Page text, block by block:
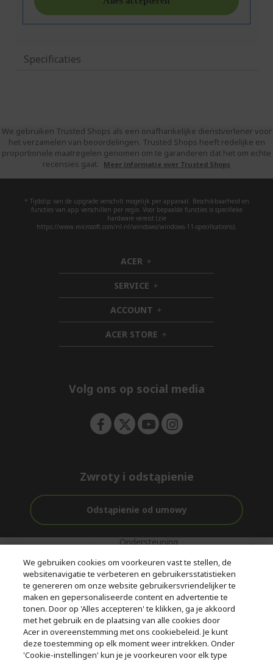
Specificaties
We gebruiken Trusted Shops als een onafhankelijke dienstverlener voor
het verzamelen van beoordelingen. Trusted Shops heeft redelijke en
proportionele maatregelen genomen om te garanderen dat het om echte
recensies gaat.
Meer informatie over Trusted Shops
* Tijdstip van de upgrade verschilt mogelijk per apparaat. Beschikbaarheid en
functies van app verschillen per regio. Voor bepaalde functies is specifieke
hardware vereist (zie
https://www.microsoft.com/nl-nl/windows/windows-11-specifications).
ACER h
i
d
d
e
n
SERVICE h
i
d
d
e
n
ACCOUNT h
i
d
d
ACER STORE h
i
e
Volg ons op social media
Zwroty i odstąpienie
Odstąpienie od umowy
Gratis
bezorging
Ondersteuning
aankoop
Met 0%
Rente
© 2026 Acer Inc.
CPYou BV is de erkende reseller van de producten en diensten die
in deze winkel worden aangeboden.
We gebruiken cookies om voorkeuren vast te stellen, de
websitenavigatie te verbeteren en gebruikersstatistieken
te genereren om onze website gebruikersvriendelijker te
maken en gepersonaliseerde content en advertentie te
tonen. Door op 'Alles accepteren' te klikken, ga je akkoord
met het gebruik en de plaatsing van alle cookies door
Acer in overeenstemming met ons cookiebeleid. Je kunt
deze toestemming op elk moment weer intrekken. Onder
'Cookie-instellingen' kun je je voorkeuren voor elk type